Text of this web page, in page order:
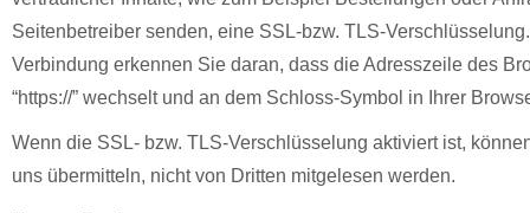
Seitenbetreiber senden, eine SSL-bzw. TLS-
Verbindung erkennen Sie daran, dass die Adresszeile des
“https://” wechselt und an dem Schloss-Symbol in Ihrer
Wenn die SSL- bzw. TLS-Verschlüsselung aktiviert ist,
uns übermitteln, nicht von Dritten mitgelesen werden.